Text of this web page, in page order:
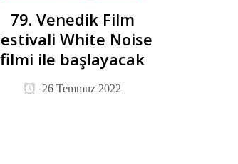
79. Venedik Film
White Noise
filmi ile başlayacak
26 Temmuz 2022